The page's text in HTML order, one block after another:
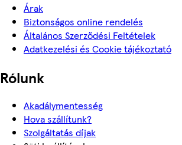
Árak
Biztonságos online rendelés
Általános Szerződési Feltételek
Adatkezelési és Cookie tájékoztató
Rólunk
Akadálymentesség
Hova szállítunk?
Szolgáltatás díjak